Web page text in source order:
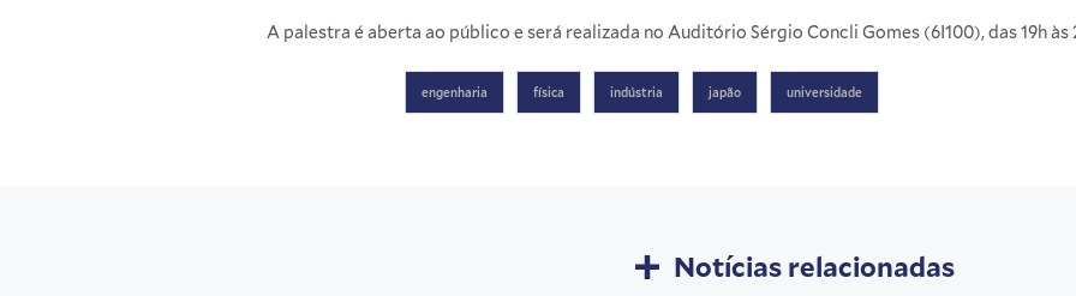
A palestra é aberta ao público e será realizada no Auditório Sérgio Concli Gomes (6I100), das 19h às
engenharia física indústria japão universidade
Notícias relacionadas